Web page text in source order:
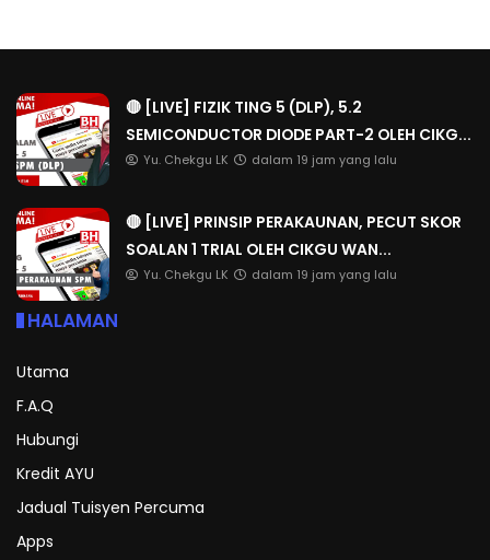
🔴 [LIVE] FIZIK TING 5 (DLP), 5.2
SEMICONDUCTOR DIODE PART-2 OLEH CIKG...
Yu. Chekgu LK dalam 19 jam yang lalu
🔴 [LIVE] PRINSIP PERAKAUNAN, PECUT SKOR
SOALAN 1 TRIAL OLEH CIKGU WAN...
Yu. Chekgu LK dalam 19 jam yang lalu
HALAMAN
Utama
F.A.Q
Hubungi
Kredit AYU
Jadual Tuisyen Percuma
Apps